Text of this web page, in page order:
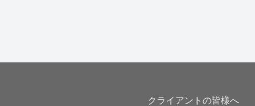
クライアントの皆様へ